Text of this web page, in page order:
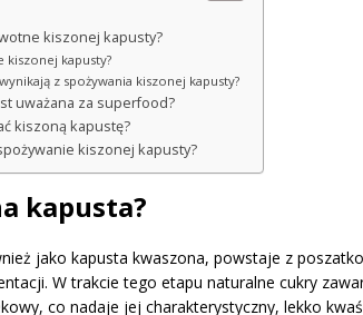
kiszonej kapusty?
kiszonej kapusty?
z spożywania kiszonej kapusty?
uważana za superfood?
kiszoną kapustę?
kiszonej kapusty?
kapusta?
jako kapusta kwaszona, powstaje z
W trakcie tego etapu naturalne cukry
co nadaje jej charakterystyczny, lekko